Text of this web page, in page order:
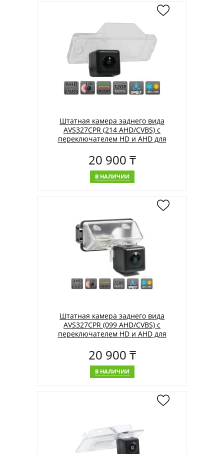
Штатная камера заднего вида
AVS327CPR (214 AHD/CVBS) с
переключателем HD и AHD для
20 900 ₸
В НАЛИЧИИ
Штатная камера заднего вида
AVS327CPR (099 AHD/CVBS) с
переключателем HD и AHD для
PEUGEOT/ TOYOTA
20 900 ₸
В НАЛИЧИИ